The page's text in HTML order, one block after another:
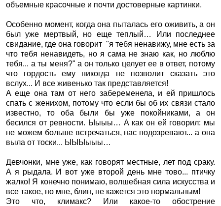
объемные красочные и почти достоверные картинки.
Особенно момент, когда она пыталась его оживить, а он
был уже мертвый, но еще теплый… Или последнее
свидание, где она говорит "я тебя ненавижу, мне есть за
что тебя ненавидеть, но я сама не знаю как, но люблю
тебя... а ты меня?" а он только целует ее в ответ, потому
что гордость ему никогда не позволит сказать это
вслух... И все живенько так представляется!
А еще она там от него забеременела, и ей пришлось
спать с женихом, потому что если бы об их связи стало
известно, то оба были бы уже покойниками, а он
бесился от ревности. Ыыыы… А как он ей говорил: мы
не можем больше встречаться, нас подозревают... а она
выла от тоски... ЫЫЫыыы…
Девчонки, мне уже, как говорят местные, лет под сраку.
А я рыдала. И вот уже второй день мне тово... птичку
жалко! Я конечно понимаю, волшебная сила искусства и
все такое, но мне, блин, не кажется это нормальным!
Это что, климакс? Или какое-то обострение